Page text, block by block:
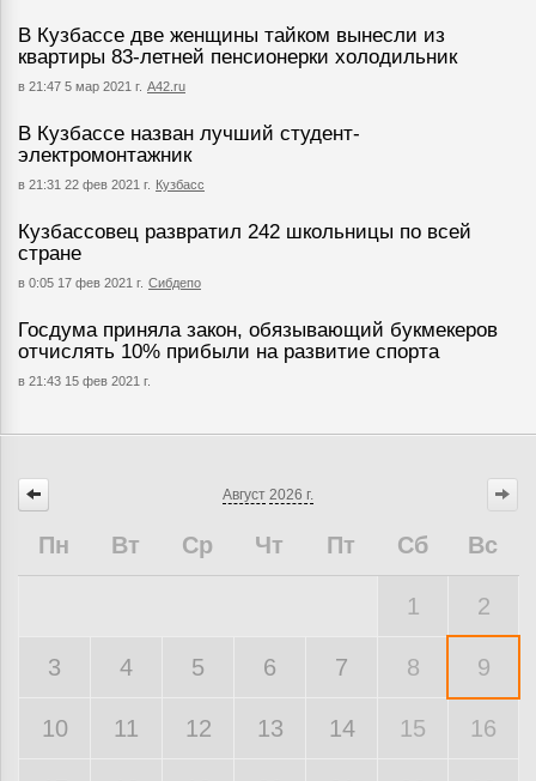
В Кузбассе две женщины тайком вынесли из
квартиры 83-летней пенсионерки холодильник
в 21:47 5 мар 2021 г. А42.ru
В Кузбассе назван лучший студент-
электромонтажник
в 21:31 22 фев 2021 г. Кузбасс
Кузбассовец развратил 242 школьницы по всей
стране
в 0:05 17 фев 2021 г. Сибдепо
Госдума приняла закон, обязывающий букмекеров
отчислять 10% прибыли на развитие спорта
в 21:43 15 фев 2021 г.
Август 2026 г.
Пн Вт Ср Чт Пт Сб Вс
1 2
3 4 5 6 7 8 9
10 11 12 13 14 15 16